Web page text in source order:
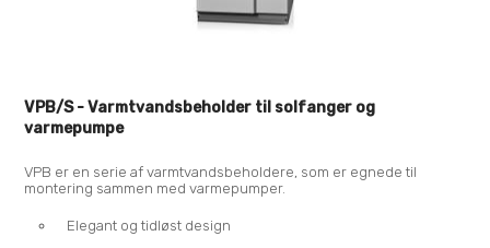
VPB/S - Varmtvandsbeholder til solfanger og
varmepumpe
VPB er en serie af varmtvandsbeholdere, som er egnede til
montering sammen med varmepumper.
Elegant og tidløst design